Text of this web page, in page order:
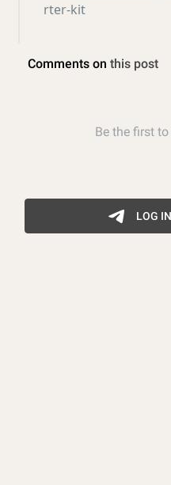
rter-kit